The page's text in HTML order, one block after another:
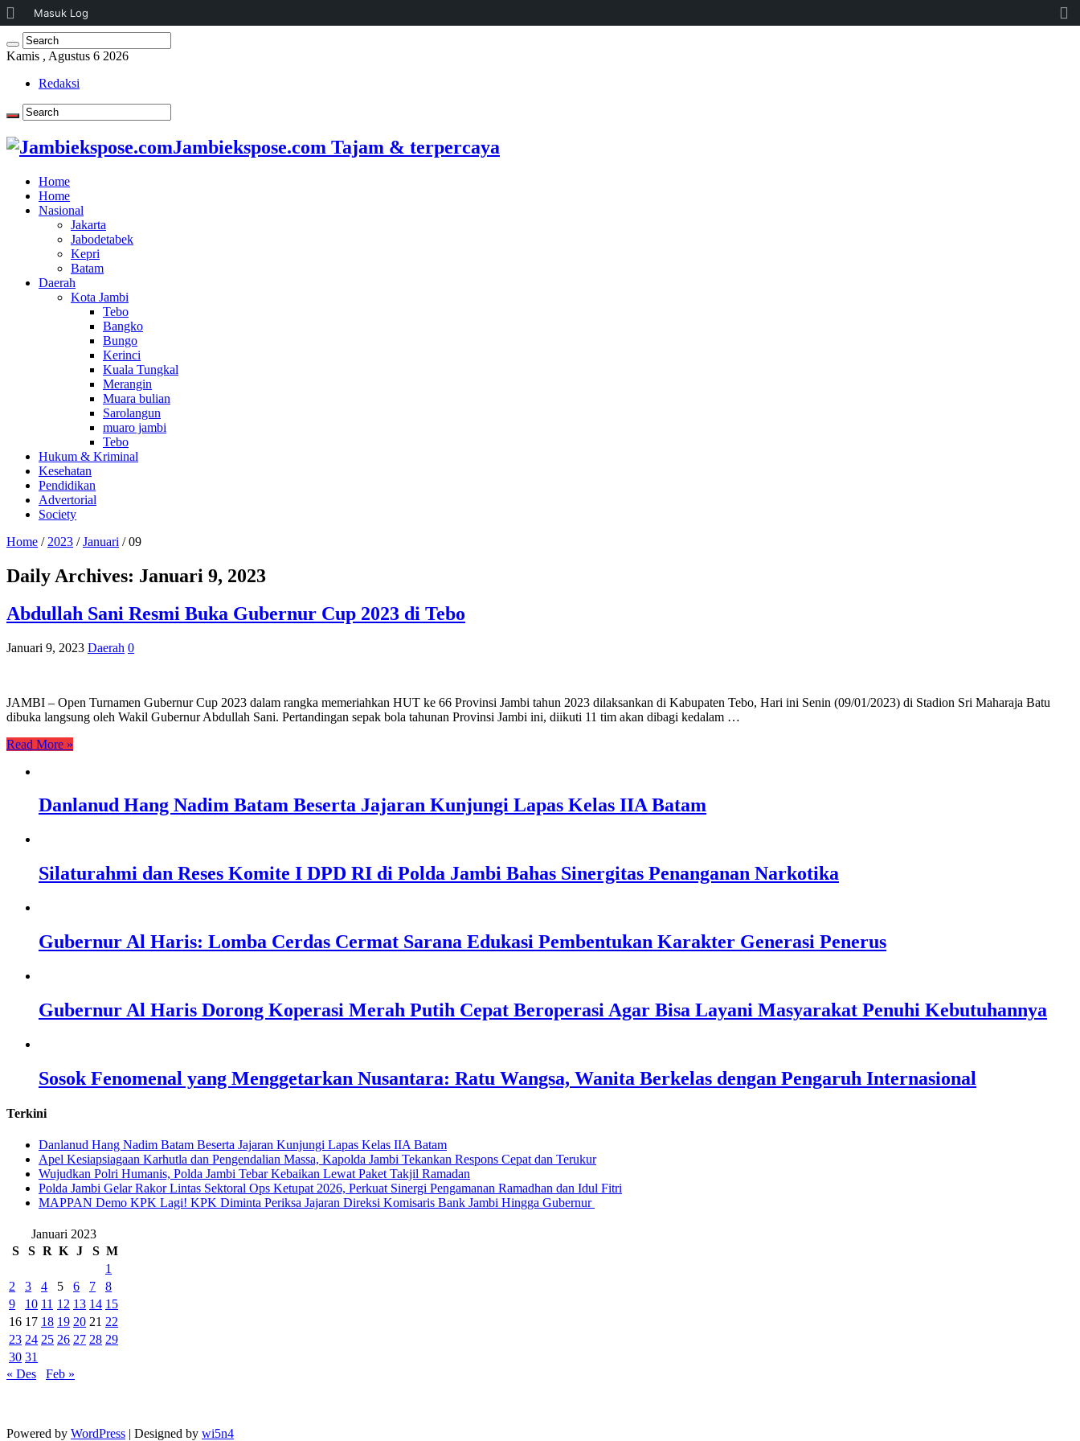
Kamis , Agustus 6 2026
Redaksi
Jambiekspose.com Tajam & terpercaya
Home
Home
Nasional
Jakarta
Jabodetabek
Kepri
Batam
Daerah
Kota Jambi
Tebo
Bangko
Bungo
Kerinci
Kuala Tungkal
Merangin
Muara bulian
Sarolangun
muaro jambi
Tebo
Hukum & Kriminal
Kesehatan
Pendidikan
Advertorial
Society
Home / 2023 / Januari / 09
Daily Archives: Januari 9, 2023
Abdullah Sani Resmi Buka Gubernur Cup 2023 di Tebo
Januari 9, 2023 Daerah 0
JAMBI – Open Turnamen Gubernur Cup 2023 dalam rangka memeriahkan HUT ke 66 Provinsi Jambi tahun 2023 dilaksankan di Kabupaten Tebo, Hari ini Senin (09/01/2023) di Stadion Sri Maharaja Batu
dibuka langsung oleh Wakil Gubernur Abdullah Sani. Pertandingan sepak bola tahunan Provinsi Jambi ini, diikuti 11 tim akan dibagi kedalam …
Read More »
Danlanud Hang Nadim Batam Beserta Jajaran Kunjungi Lapas Kelas IIA Batam
Silaturahmi dan Reses Komite I DPD RI di Polda Jambi Bahas Sinergitas Penanganan Narkotika
Gubernur Al Haris: Lomba Cerdas Cermat Sarana Edukasi Pembentukan Karakter Generasi Penerus
Gubernur Al Haris Dorong Koperasi Merah Putih Cepat Beroperasi Agar Bisa Layani Masyarakat Penuhi Kebutuhannya
Sosok Fenomenal yang Menggetarkan Nusantara: Ratu Wangsa, Wanita Berkelas dengan Pengaruh Internasional
Terkini
Danlanud Hang Nadim Batam Beserta Jajaran Kunjungi Lapas Kelas IIA Batam
Apel Kesiapsiagaan Karhutla dan Pengendalian Massa, Kapolda Jambi Tekankan Respons Cepat dan Terukur
Wujudkan Polri Humanis, Polda Jambi Tebar Kebaikan Lewat Paket Takjil Ramadan
Polda Jambi Gelar Rakor Lintas Sektoral Ops Ketupat 2026, Perkuat Sinergi Pengamanan Ramadhan dan Idul Fitri
‎MAPPAN Demo KPK Lagi! KPK Diminta Periksa Jajaran Direksi Komisaris Bank Jambi Hingga Gubernur ‎
Januari 2023
S
S R K J S M
1
2
3 4 5 6 7
8
9
10 11 12 13 14 15
16 17 18 19 20 21 22
23 24 25 26 27 28 29
30 31
« Des
Feb »
Powered by WordPress | Designed by wi5n4
Tentang
WordPress
Masuk Log